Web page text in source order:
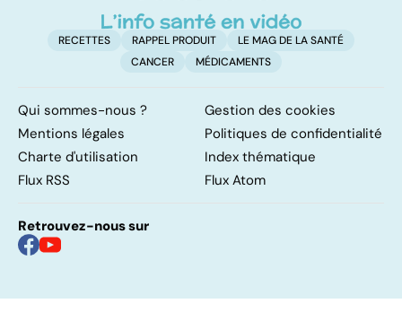
RECETTES RAPPEL PRODUIT
LE MAG DE LA SANTÉ
CANCER
MÉDICAMENTS
Qui sommes-nous ?
Gestion des cookies
Mentions légales
Politiques de confidentialité
Charte d'utilisation
Index thématique
Flux RSS
Flux Atom
Retrouvez-nous sur